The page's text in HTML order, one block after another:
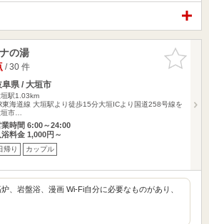
お気に入
りに追加
の湯
/ 30 件
阜県 / 大垣市
駅1.03km
東海道線 大垣駅より徒歩15分大垣ICより国道258号線を
市…
業時間 6:00～24:00
浴料金 1,000円～
帰り カップル
、岩盤浴、漫画 Wi-Fi自分に必要なものがあり、